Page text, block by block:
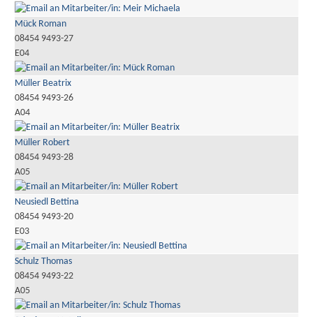
Mück Roman
08454 9493-27
E04
Müller Beatrix
08454 9493-26
A04
Müller Robert
08454 9493-28
A05
Neusiedl Bettina
08454 9493-20
E03
Schulz Thomas
08454 9493-22
A05